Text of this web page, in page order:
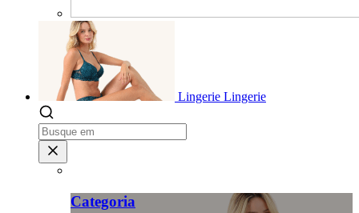
Lingerie Lingerie
Categoria